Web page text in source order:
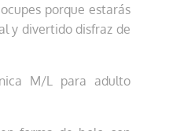
porque estarás
y divertido disfraz de
M/L para adulto